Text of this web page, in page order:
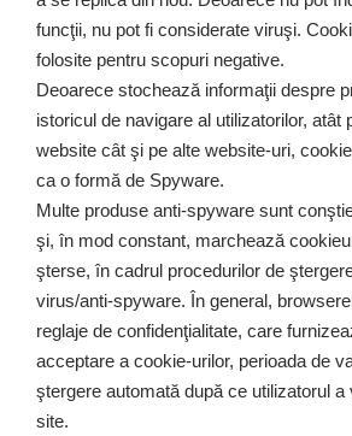
funcţii, nu pot fi considerate viruşi.
folosite pentru scopuri negative.
Deoarece stochează informaţii despre
istoricul de navigare al utilizatorilor, atât
website cât şi pe alte website-uri,
ca o formă de Spyware.
Multe produse anti-spyware sunt
şi, în mod constant, marchează
şterse, în cadrul procedurilor de
virus/anti-spyware. În general,
reglaje de confidenţialitate, care
acceptare a cookie-urilor, perioada de
ştergere automată după ce utilizatorul a
site.